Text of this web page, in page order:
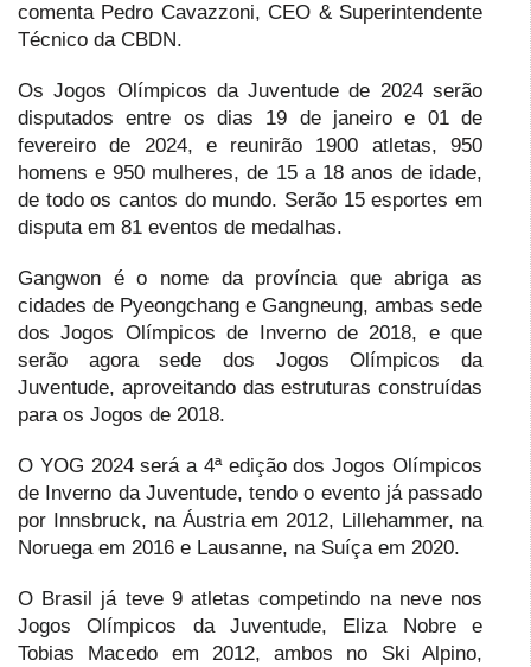
comenta Pedro Cavazzoni, CEO & Superintendente
Técnico da CBDN.
Os Jogos Olímpicos da Juventude de 2024 serão
disputados entre os dias 19 de janeiro e 01 de
fevereiro de 2024, e reunirão 1900 atletas, 950
homens e 950 mulheres, de 15 a 18 anos de idade,
de todo os cantos do mundo. Serão 15 esportes em
disputa em 81 eventos de medalhas.
Gangwon é o nome da província que abriga as
cidades de Pyeongchang e Gangneung, ambas sede
dos Jogos Olímpicos de Inverno de 2018, e que
serão agora sede dos Jogos Olímpicos da
Juventude, aproveitando das estruturas construídas
para os Jogos de 2018.
O YOG 2024 será a 4ª edição dos Jogos Olímpicos
de Inverno da Juventude, tendo o evento já passado
por Innsbruck, na Áustria em 2012, Lillehammer, na
Noruega em 2016 e Lausanne, na Suíça em 2020.
O Brasil já teve 9 atletas competindo na neve nos
Jogos Olímpicos da Juventude, Eliza Nobre e
Tobias Macedo em 2012, ambos no Ski Alpino,